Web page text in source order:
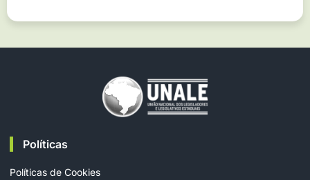
Políticas
Políticas de Cookies